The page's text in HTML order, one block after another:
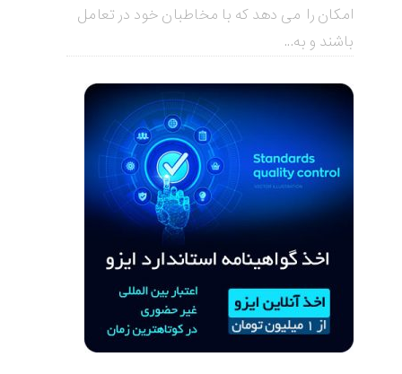
امکان را می دهد که با مخاطبان خود در تعامل
باشند و به...